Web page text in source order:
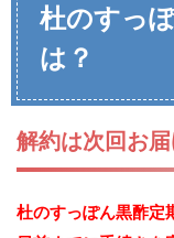
杜のすっ
は？
解約は次回お
杜のすっぽん黒酢定